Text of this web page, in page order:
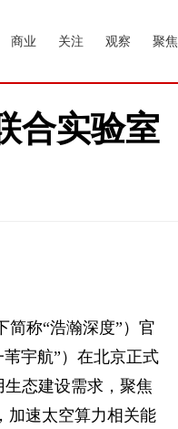
商业 关注 观察 聚焦
合实验室
称“浩瀚深度”）官
宇航”）在北京正式
态建设需求，聚焦
加速太空算力相关能